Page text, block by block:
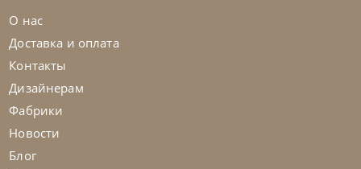
О нас
Доставка и оплата
Контакты
Дизайнерам
Фабрики
Новости
Блог